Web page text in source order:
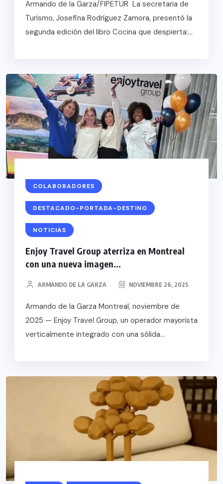
Armando de la Garza/FIPETUR La secretaria de
Turismo, Josefina Rodríguez Zamora, presentó la
segunda edición del libro Cocina que despierta:...
COLABORADORES
DESTACADO-PORTADA-DESTINO
NOTICIAS
Enjoy Travel Group aterriza en Montreal
con una nueva imagen...
ARMANDO DE LA GARZA NOVIEMBRE 26, 2025
Armando de la Garza Montreal, noviembre de
2025 — Enjoy Travel Group, un operador mayorista
verticalmente integrado con una sólida...